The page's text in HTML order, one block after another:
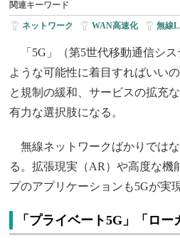
関連キーワード
ネットワーク WAN高速化| 無線
「5G」（第5世代移動通信シ
ような可能性に着目すればいい
と規制の緩和、サービスの拡充
有力な選択肢になる。
無線ネットワークばかりでは
る。拡張現実（AR）や高度な機
プのアプリケーションも5Gが実
「プライベート5G」「ロ